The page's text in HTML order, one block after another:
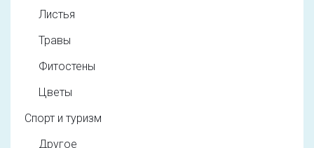
Листья
Травы
Фитостены
Цветы
Спорт и туризм
Другое